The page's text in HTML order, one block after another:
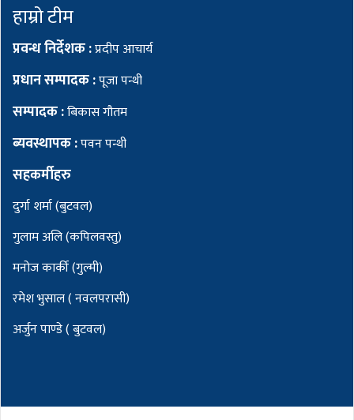
हाम्रो टीम
प्रवन्ध निर्देशक :प्रदीप आचार्य
प्रधान सम्पादक :पूजा पन्थी
सम्पादक :बिकास गौतम
ब्यवस्थापक :पवन पन्थी
सहकर्मीहरु
दुर्गा शर्मा (बुटवल)
गुलाम अलि (कपिलवस्तु)
मनोज कार्की (गुल्मी)
रमेश भुसाल ( नवलपरासी)
अर्जुन पाण्डे ( बुटवल)